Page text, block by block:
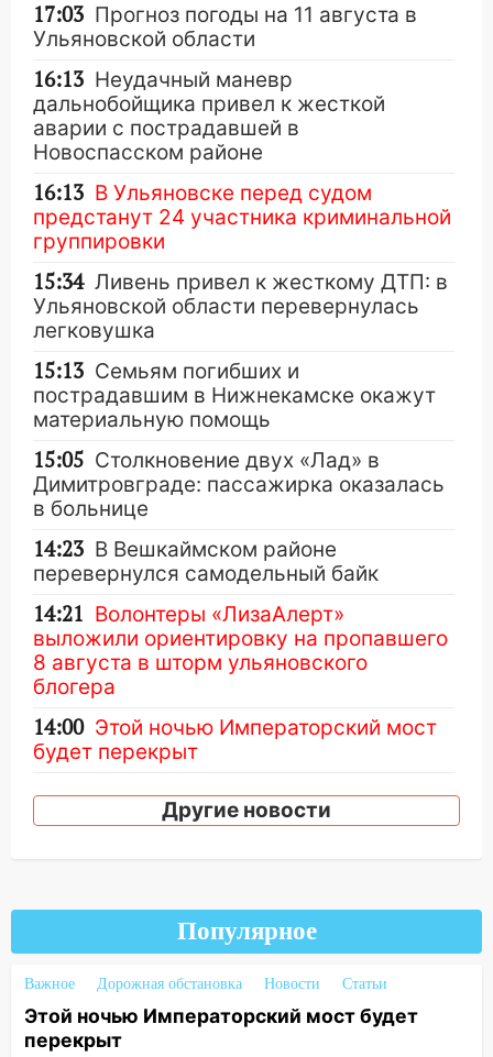
17:03 Прогноз погоды на 11 августа в
Ульяновской области
16:13 Неудачный маневр
дальнобойщика привел к жесткой
аварии с пострадавшей в
Новоспасском районе
16:13 В Ульяновске перед судом
предстанут 24 участника криминальной
группировки
15:34 Ливень привел к жесткому ДТП: в
Ульяновской области перевернулась
легковушка
15:13 Семьям погибших и
пострадавшим в Нижнекамске окажут
материальную помощь
15:05 Столкновение двух «Лад» в
Димитровграде: пассажирка оказалась
в больнице
14:23 В Вешкаймском районе
перевернулся самодельный байк
14:21 Волонтеры «ЛизаАлерт»
выложили ориентировку на пропавшего
8 августа в шторм ульяновского
блогера
14:00 Этой ночью Императорский мост
будет перекрыт
13:49 Сотрудники СУ СК России по
Ульяновской области вручили ключи от
13:36 «Мама, я умру?»: очевидец
«пьяной» аварии, в которой маленькую
девочку зажало между автомобилем и
перилами, рассказал о событиях
ужасной ночи
13:05 17-летний парень находился за
Другие новости
Популярное
Важное Дорожная обстановка Новости Статьи
Этой ночью Императорский мост будет
перекрыт